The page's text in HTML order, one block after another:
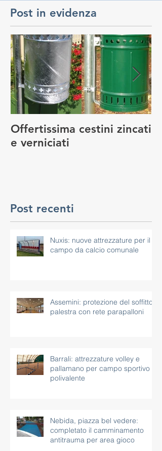
Post in evidenza
Offertissima cestini zincati
e verniciati
Post recenti
Nuxis: nuove attrezzature per il
campo da calcio comunale
Assemini: protezione del soffitto
palestra con rete parapalloni
Barrali: attrezzature volley e
pallamano per campo sportivo
polivalente
Nebida, piazza bel vedere:
completato il camminamento
antitrauma per area gioco